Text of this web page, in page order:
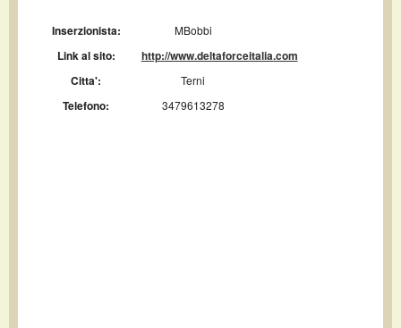
Inserzionista: MBobbi
Link al sito:
http://www.deltaforceitalia.com
Citta':
Terni
Telefono: 3479613278